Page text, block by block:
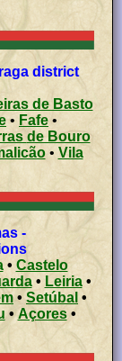
district
de Basto
• Fafe •
Terras de Bouro
• Vila
• Castelo
• Leiria•
•Setúbal •
•Açores •